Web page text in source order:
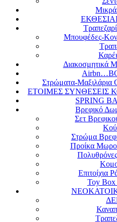
Μικρά
Μπουφέδες-
Διακοσμητικά
Στρώματα-
ΕΤΟΙΜΕΣ ΣΥΝΘΕΣΕΙΣ
SPRING
Βρεφικό
Σετ
Στρώμα
Προίκα
Επιτοίχια
Toy Box